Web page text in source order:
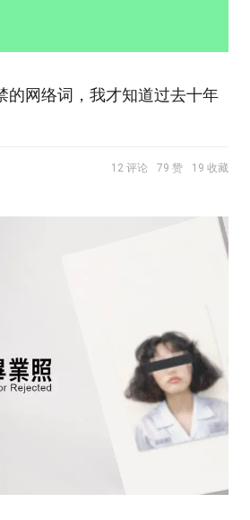
的网络词，我才知道过去十年
12 评论 79 赞 19 收藏